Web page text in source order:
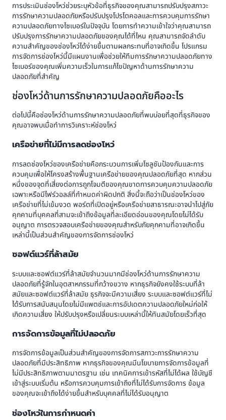
การประเมินช่องโหว่ช่วยระบุหัวข้อที่ธุรกิจของคุณสามารถปรับปรุงสภาวะ
การรักษาความปลอดภัยหรือปรับปรุงโปรโตคอลและการควบคุมการรักษา
ความปลอดภัยทางไซเบอร์ในปัจจุบัน โดยการทำความเข้าใจว่าคุณสามารถ
ปรับปรุงการรักษาความปลอดภัยของคุณได้ที่ไหน คุณสามารถจัดลำดับ
ความสำคัญของช่องโหว่ได้ง่ายขึ้นตามผลกระทบที่อาจเกิดขึ้น โปรแกรม
การจัดการช่องโหว่นี้มีแผนงานเพื่อช่วยให้ทีมการรักษาความปลอดภัยทาง
ไซเบอร์ของคุณเพิ่มความเร็วในการแก้ไขปัญหาด้านการรักษาความ
ปลอดภัยที่สำคัญ
ช่องโหว่ด้านการรักษาความปลอดภัยคืออะไร
ต่อไปนี้คือช่องโหว่ด้านการรักษาความปลอดภัยที่พบบ่อยที่สุดที่ธุรกิจของ
คุณอาจพบเมื่อทำการวิเคราะห์ช่องโหว่
เครือข่ายที่ไม่มีการลดช่องโหว่
การลดช่องโหว่ของเครือข่ายคือกระบวนการเพิ่มโซลูชันป้องกันและการ
ควบคุมเพื่อให้โครงสร้างพื้นฐานเครือข่ายของคุณปลอดภัยที่สุด หากส่วน
หนึ่งของจุดที่เสี่ยงต่อการถูกโจมตีของคุณขาดการควบคุมความปลอดภัย
เฉพาะหรือมีไฟร์วอลล์ที่กำหนดค่าผิดปกติ สิ่งนี้จะถือว่าเป็นช่องโหว่ของ
เครือข่ายที่ไม่เข้มงวด พอร์ตที่เปิดอยู่หรือเครือข่ายสาธารณะอาจนำไปสู่ภัย
คุกคามที่บุคคลที่สามจะเข้าถึงข้อมูลที่ละเอียดอ่อนของคุณโดยไม่ได้รับ
อนุญาต การตรวจสอบเครือข่ายของคุณสำหรับภัยคุกคามที่อาจเกิดขึ้น
เหล่านี้เป็นส่วนสำคัญของการจัดการช่องโหว่
ซอฟต์แวร์ที่ล้าสมัย
ระบบและซอฟต์แวร์ที่ล้าสมัยจำนวนมากมีช่องโหว่ด้านการรักษาความ
ปลอดภัยที่รู้จักในอุตสาหกรรมที่กว้างขวาง หากธุรกิจยังคงใช้ระบบที่ล้า
สมัยและซอฟต์แวร์ที่ล้าสมัย ธุรกิจจะมีความเสี่ยง ระบบและซอฟต์แวร์ที่ไม่
ได้รับการสนับสนุนโดยไม่มีแพตช์และการอัปเดตความปลอดภัยใหม่ก่อให้
เกิดความเสี่ยง ให้ปรับปรุงหรือเปลี่ยนระบบเหล่านี้ให้ทันสมัยโดยเร็วที่สุด
การจัดการข้อมูลที่ไม่ปลอดภัย
การจัดการข้อมูลเป็นส่วนสำคัญของการจัดการสภาวะการรักษาความ
ปลอดภัยที่มีประสิทธิภาพ หากธุรกิจของคุณมีนโยบายการจัดการข้อมูลที่
ไม่มีประสิทธิภาพตามมาตรฐาน เช่น เทคนิคการเข้ารหัสที่ไม่ได้ผล ใช้บัญชี
เข้าสู่ระบบเริ่มต้น หรือการควบคุมการเข้าถึงที่ไม่ได้รับการจัดการ ข้อมูล
ของคุณจะเข้าถึงได้ง่ายขึ้นสำหรับบุคคลที่ไม่ได้รับอนุญาต
ช่องโหว่ในการกำหนดค่า